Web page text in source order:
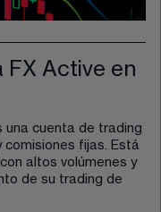
FX Active en
una cuenta de trading
fijas. Está
altos volúmenes y
de su trading de